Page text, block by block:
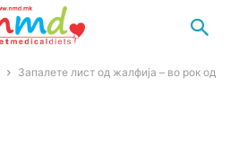
Запалете лист од жалфија – во рок од